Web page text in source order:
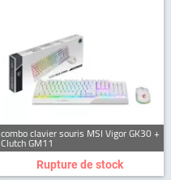
combo clavier souris MSI Vigor GK30 +
Clutch GM11
Rupture de stock